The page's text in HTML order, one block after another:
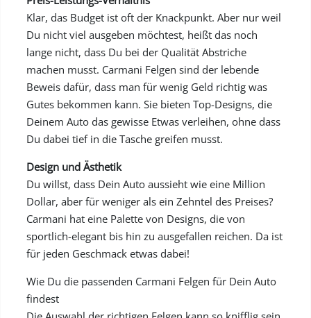
Klar, das Budget ist oft der Knackpunkt. Aber nur weil
Du nicht viel ausgeben möchtest, heißt das noch
lange nicht, dass Du bei der Qualität Abstriche
machen musst. Carmani Felgen sind der lebende
Beweis dafür, dass man für wenig Geld richtig was
Gutes bekommen kann. Sie bieten Top-Designs, die
Deinem Auto das gewisse Etwas verleihen, ohne dass
Du dabei tief in die Tasche greifen musst.
Design und Ästhetik
Du willst, dass Dein Auto aussieht wie eine Million
Dollar, aber für weniger als ein Zehntel des Preises?
Carmani hat eine Palette von Designs, die von
sportlich-elegant bis hin zu ausgefallen reichen. Da ist
für jeden Geschmack etwas dabei!
Wie Du die passenden Carmani Felgen für Dein Auto
findest